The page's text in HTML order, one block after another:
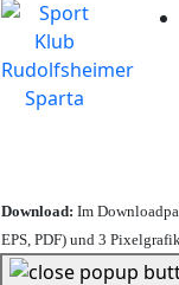
Download: Im
EPS, PDF) und 3